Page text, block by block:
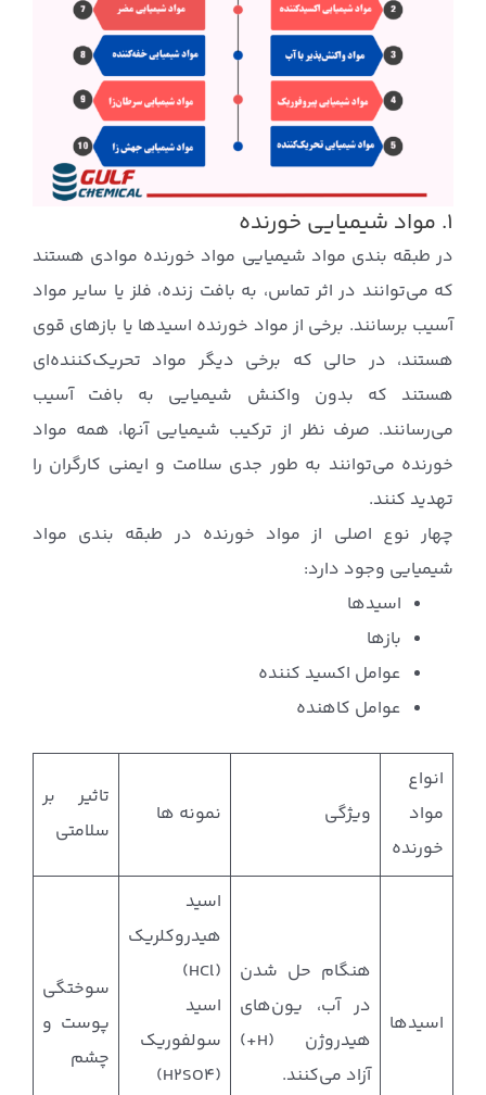
۱. مواد شیمیایی خورنده
در طبقه بندی مواد شیمیایی مواد خورنده موادی هستند
که می‌توانند در اثر تماس، به بافت زنده، فلز یا سایر مواد
آسیب برسانند. برخی از مواد خورنده اسیدها یا بازهای قوی
هستند، در حالی که برخی دیگر مواد تحریک‌کننده‌ای
هستند که بدون واکنش شیمیایی به بافت آسیب
می‌رسانند. صرف نظر از ترکیب شیمیایی آنها، همه مواد
خورنده می‌توانند به طور جدی سلامت و ایمنی کارگران را
تهدید کنند.
چهار نوع اصلی از مواد خورنده در طبقه بندی مواد
شیمیایی وجود دارد:
اسیدها
بازها
عوامل اکسید کننده
عوامل کاهنده
انواع
مواد
خورنده
ویژگی نمونه ها
تاثیر بر
سلامتی
اسیدها
هنگام حل شدن
در آب، یون‌های
هیدروژن (H+)
آزاد می‌کنند.
اسید
هیدروکلریک
(HCl)
اسید
سولفوریک
(H2SO4)
سوختگی
پوست و
چشم